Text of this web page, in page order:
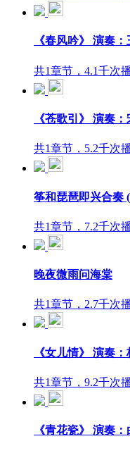
《春风吟》 演奏
共1章节，4.1千次
《苍歌引》 演奏
共1章节，5.2千次
筝和琵琶即兴合奏
共1章节，7.2千次
晚夜微雨问海棠
共1章节，2.7千次
《女儿情》 演奏：
共1章节，9.2千次
《青花瓷》 演奏：